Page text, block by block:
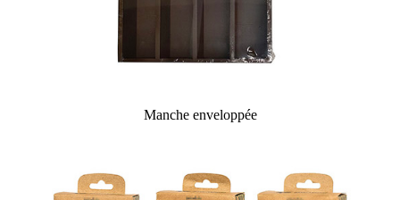
Manche enveloppée